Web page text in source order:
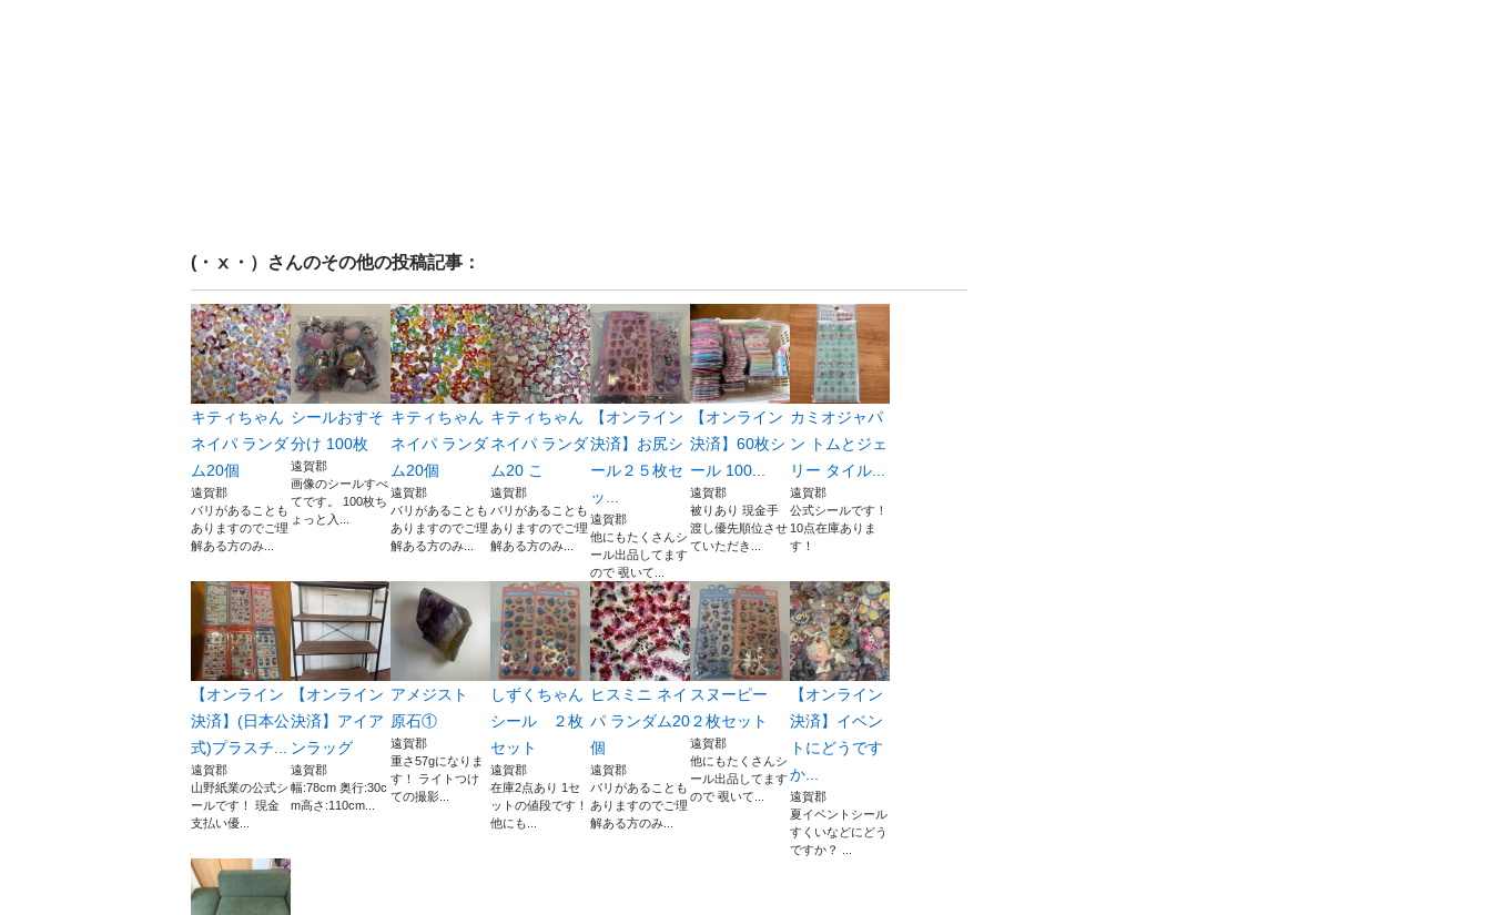
(・ⅹ・） さんのその他の投稿記事：
キティちゃん
ネイパ ランダ
ム20個
遠賀郡
バリがあることも
ありますのでご理
解ある方のみ...
シールおすそ
分け 100枚
遠賀郡
画像のシールすべ
てです。 100枚ち
ょっと入...
キティちゃん
ネイパ ランダ
ム20個
遠賀郡
バリがあることも
ありますのでご理
解ある方のみ...
キティちゃん
ネイパ ランダ
ム20 こ
遠賀郡
バリがあることも
ありますのでご理
解ある方のみ...
【オンライン
決済】お尻シ
ール２５枚セ
ッ...
遠賀郡
他にもたくさんシ
ール出品してます
ので 覗いて...
【オンライン
決済】60枚シ
ール 100...
遠賀郡
被りあり 現金手
渡し優先順位させ
ていただき...
カミオジャパ
ン トムとジェ
リー タイル...
遠賀郡
公式シールです！
10点在庫ありま
す！
【オンライン
決済】(日本公
式)プラスチ...
遠賀郡
山野紙業の公式シ
ールです！ 現金
支払い優...
【オンライン
決済】アイア
ンラッグ
遠賀郡
幅:78cm 奥行:30c
m高さ:110cm...
アメジスト
原石①
遠賀郡
重さ57gになりま
す！ ライトつけ
ての撮影...
しずくちゃん
シール ２枚
セット
遠賀郡
在庫2点あり 1セ
ットの値段です！
他にも...
ヒスミニ ネイ
パ ランダム20
個
遠賀郡
バリがあることも
ありますのでご理
解ある方のみ...
スヌーピー
２枚セット
遠賀郡
他にもたくさんシ
ール出品してます
ので 覗いて...
【オンライン
決済】イベン
トにどうです
か...
遠賀郡
夏イベントシール
すくいなどにどう
ですか？ ...